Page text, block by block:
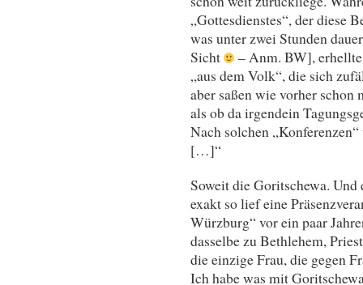
„Gottesdienstes“, der diese
was unter zwei Stunden
Sicht
– Anm. BW],
„aus dem Volk“, die sich
aber saßen wie vorher
als ob da irgendein
Nach solchen
[…]“
Soweit die Goritschewa. Und
exakt so lief eine
Würzburg“ vor ein paar
dasselbe zu Bethlehem,
die einzige Frau, die gegen
Ich habe was mit